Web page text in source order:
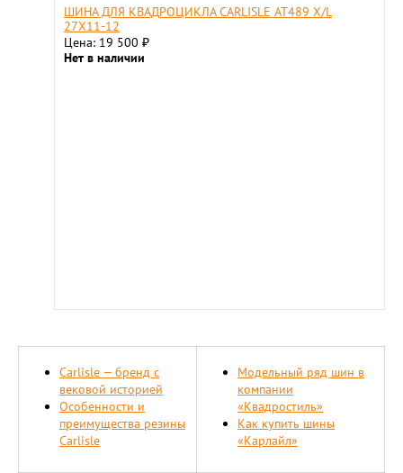
ШИНА ДЛЯ КВАДРОЦИКЛА CARLISLE AT489 X/L
27X11-12
Цена: 19 500 ₽
Нет в наличии
Carlisle — бренд с
вековой историей
Особенности и
преимущества резины
Carlisle
Модельный ряд шин в
компании
«Квадростиль»
Как купить шины
«Карлайл»